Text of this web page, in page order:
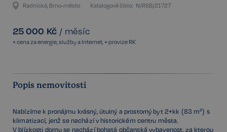
Radnická, Brno-město Katalogové číslo: N/RSB/21727
25 000 Kč / měsíc
+ cena za energie, služby a Internet, + provize RK
Popis nemovitosti
Nabízíme k pronájmu krásný, útulný a prostorný byt 2+kk (83 m²) s
klimatizací, jenž se nachází v historickém centru města.
V blízkosti domu se nachází bohatá občanská vybavenost, za kterou